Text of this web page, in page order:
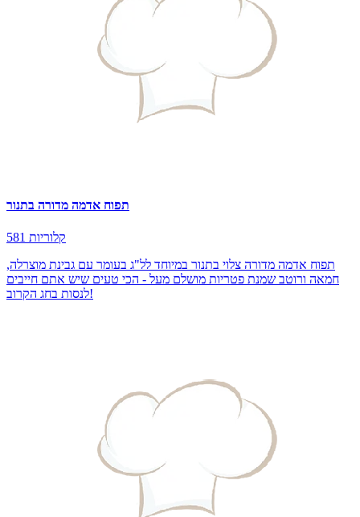
תפוח אדמה מדורה בתנור
581 קלוריות
תפוח אדמה מדורה צלוי בתנור במיוחד לל"ג בעומר עם גבינת מוצרלה,
חמאה ורוטב שמנת פטריות מושלם מעל - הכי טעים שיש אתם חייבים
לנסות בחג הקרוב!